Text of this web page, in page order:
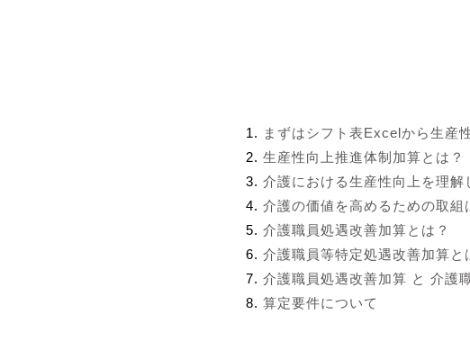
まずはシフト表Excelから生産
生産性向上推進体制加算とは？
介護における生産性向上を理解
介護の価値を高めるための取組
介護職員処遇改善加算とは？
介護職員等特定処遇改善加算と
介護職員処遇改善加算 と 介護
算定要件について